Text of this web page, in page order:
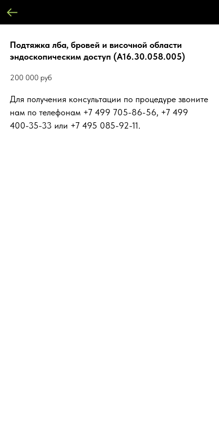
Подтяжка лба, бровей и височной области
эндоскопическим доступ (А16.30.058.005)
200 000 руб
Для получения консультации по процедуре звоните
нам по телефонам +7 499 705-86-56, +7 499
400-35-33 или +7 495 085-92-11.